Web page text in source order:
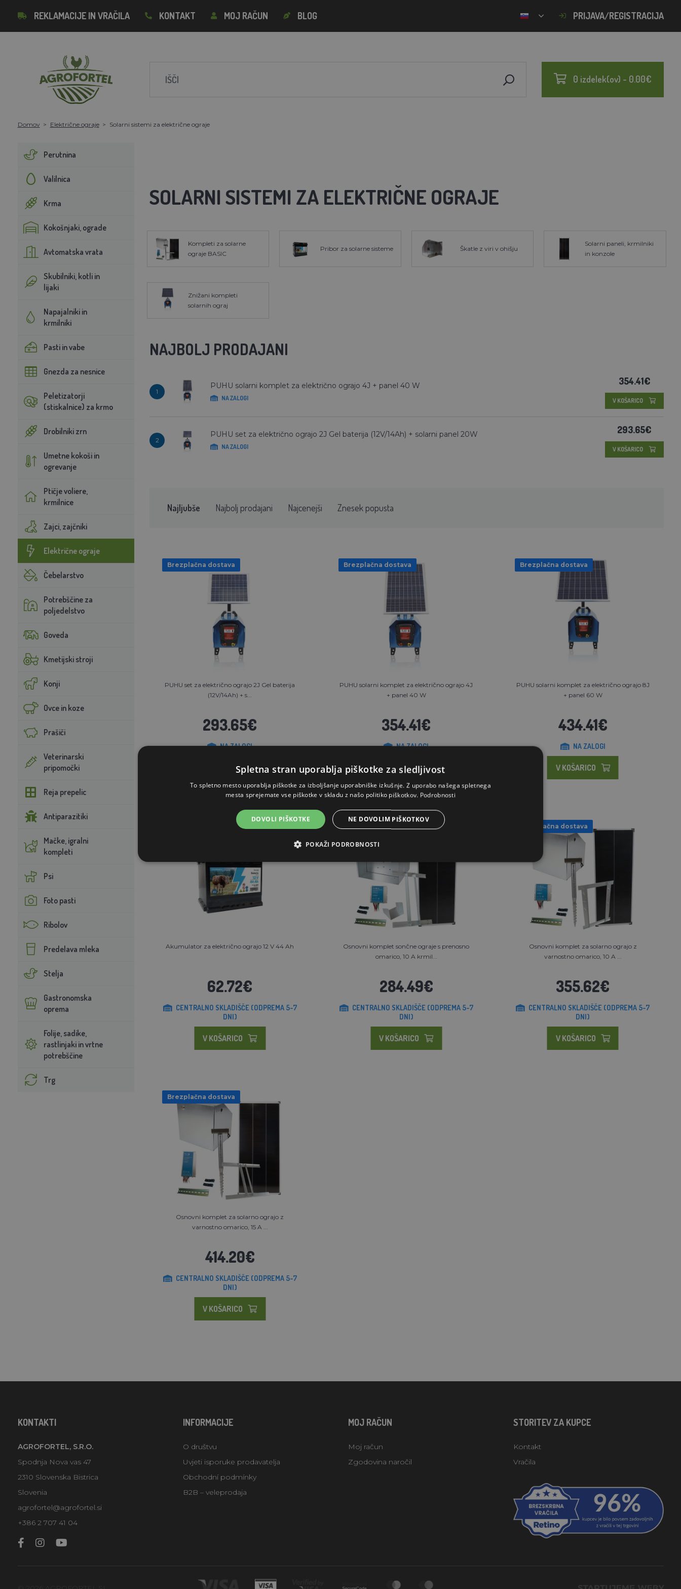
REKLAMACIJE IN VRAČILA KONTAKT MOJ RAČUN BLOG PRIJAVA/REGISTRACIJA
0 izdelek(ov) - 0.00€
Domov Električne ograje Solarni sistemi za električne ograje
Perutnina
Valilnica
Krma
Kokošnjaki, ograde
Avtomatska vrata
Skubilniki, kotli in
lijaki
Napajalniki in
krmilniki
Pasti in vabe
Gnezda za nesnice
Peletizatorji
(stiskalnice) za krmo
Drobilniki zrn
Umetne kokoši in
ogrevanje
Ptičje voliere,
krmilnice
Zajci, zajčniki
Električne ograje
Čebelarstvo
Potrebščine za
poljedelstvo
Goveda
Kmetijski stroji
Konji
Ovce in koze
Prašiči
Veterinarski
pripomočki
Reja prepelic
Antiparazitiki
Mačke, igralni
kompleti
Psi
Foto pasti
Ribolov
Predelava mleka
Stelja
Gastronomska
oprema
Folije, sadike,
rastlinjaki in vrtne
potrebščine
Trg
SOLARNI SISTEMI ZA ELEKTRIČNE OGRAJE
Kompleti za solarne
ograje BASIC
Pribor za solarne sisteme Škatle z viri v ohišju
Solarni paneli, krmilniki
in konzole
Znižani kompleti
solarnih ograj
NAJBOLJ PRODAJANI
1
PUHU solarni komplet za električno ograjo 4J + panel 40 W
NA ZALOGI
354.41€
V KOŠARICO
2
PUHU set za električno ograjo 2J Gel baterija (12V/14Ah) + solarni panel 20W
NA ZALOGI
293.65€
V KOŠARICO
Najljubše Najbolj prodajani Najcenejši Znesek popusta
Brezplačna dostava
PUHU set za električno ograjo 2J Gel baterija
(12V/14Ah) + s...
293.65€
NA ZALOGI
V KOŠARICO
Brezplačna dostava
PUHU solarni komplet za električno ograjo 4J
+ panel 40 W
354.41€
NA ZALOGI
V KOŠARICO
Brezplačna dostava
PUHU solarni komplet za električno ograjo 8J
+ panel 60 W
434.41€
NA ZALOGI
V KOŠARICO
Akumulator za električno ograjo 12 V 44 Ah
62.72€
CENTRALNO SKLADIŠČE (ODPREMA 5-7
DNI)
V KOŠARICO
Osnovni komplet sončne ograje s prenosno
omarico, 10 A krmil...
284.49€
CENTRALNO SKLADIŠČE (ODPREMA 5-7
DNI)
V KOŠARICO
Brezplačna dostava
Osnovni komplet za solarno ograjo z
varnostno omarico, 10 A ...
355.62€
CENTRALNO SKLADIŠČE (ODPREMA 5-7
DNI)
V KOŠARICO
Brezplačna dostava
Osnovni komplet za solarno ograjo z
varnostno omarico, 15 A ...
414.20€
CENTRALNO SKLADIŠČE (ODPREMA 5-7
DNI)
V KOŠARICO
KONTAKTI
AGROFORTEL, S.R.O.
Spodnja Nova vas 47
2310 Slovenska Bistrica
Slovenia
agrofortel@agrofortel.si
+386 2 707 41 04
INFORMACIJE
O društvu
Uvjeti isporuke prodavatelja
Obchodní podmínky
B2B – veleprodaja
MOJ RAČUN
Moj račun
Zgodovina naročil
STORITEV ZA KUPCE
Kontakt
Vračila
Spletna stran uporablja piškotke za sledljivost
To spletno mesto uporablja piškotke za izboljšanje uporabniške izkušnje. Z uporabo našega spletnega
mesta sprejemate vse piškotke v skladu z našo politiko piškotkov. Podrobnosti
DOVOLI PIŠKOTKE NE DOVOLIM PIŠKOTKOV
POKAŽI PODROBNOSTI